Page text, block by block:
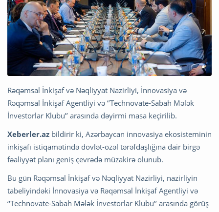
Rəqəmsal İnkişaf və Nəqliyyat Nazirliyi, İnnovasiya və
Rəqəmsal İnkişaf Agentliyi və ‘’Technovate-Sabah Mələk
İnvestorlar Klubu’’ arasında dəyirmi masa keçirilib.
Xeberler.az bildirir ki, Azərbaycan innovasiya ekosisteminin
inkişafı istiqamətində dövlət-özəl tərəfdaşlığına dair birgə
fəaliyyət planı geniş çevrədə müzakirə olunub.
Bu gün Rəqəmsal İnkişaf və Nəqliyyat Nazirliyi, nazirliyin
tabeliyindəki İnnovasiya və Rəqəmsal İnkişaf Agentliyi və
‘‘Technovate-Sabah Mələk İnvestorlar Klubu’’ arasında görüş